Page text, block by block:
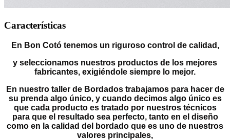
Características
En Bon Cotó tenemos un riguroso control de calidad,
y seleccionamos nuestros productos de los mejores
fabricantes, exigiéndole siempre lo mejor.
En nuestro taller de Bordados trabajamos para hacer de
su prenda algo único, y cuando decimos algo único es
que cada producto es tratado por nuestros técnicos
para que el resultado sea perfecto, tanto en el diseño
como en la calidad del bordado que es uno de nuestros
valores principales,